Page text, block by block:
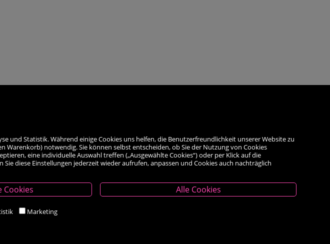
und Statistik. Während einige Cookies uns helfen, die Benutzerfreundlichkeit unserer Website zu
notwendig. Sie können selbst entscheiden, ob Sie der Nutzung von Cookies
eine individuelle Auswahl treffen („Ausgewählte Cookies“) oder per Klick auf die
Sie diese Einstellungen jederzeit wieder aufrufen, anpassen und Cookies auch nachträglich
Cookies Alle Cookies
Marketing